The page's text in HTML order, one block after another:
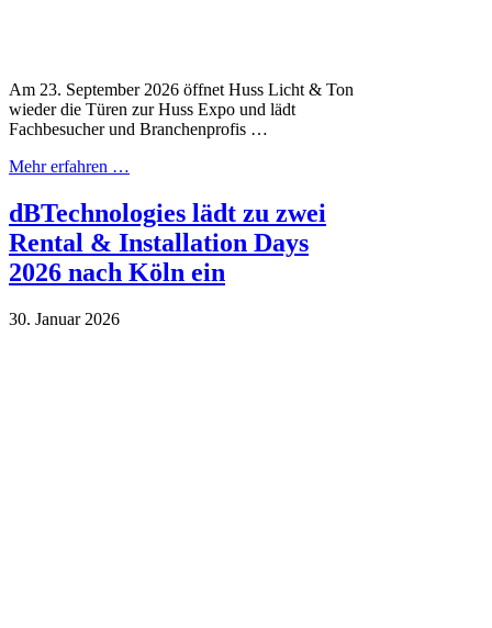
Am 23. September 2026 öffnet Huss Licht & Ton
wieder die Türen zur Huss Expo und lädt
Fachbesucher und Branchenprofis …
Mehr erfahren …
dBTechnologies lädt zu zwei
Rental & Installation Days
2026 nach Köln ein
30. Januar 2026